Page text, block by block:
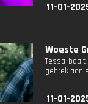
11-01-
Woeste
Tessa
gebrek aan
11-01-